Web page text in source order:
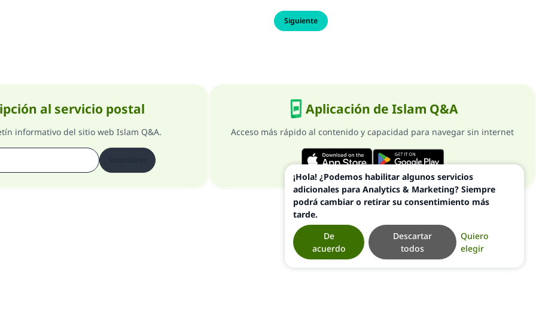
Siguiente
al servicio postal
informativo del sitio web Islam Q&A.
Aplicación de Islam Q&A
Acceso más rápido al contenido y capacidad para navegar sin internet
¡Hola! ¿Podemos habilitar algunos servicios
adicionales para Analytics & Marketing? Siempre
podrá cambiar o retirar su consentimiento más
tarde.
Quiero
elegir
Descartar
todos
De
acuerdo